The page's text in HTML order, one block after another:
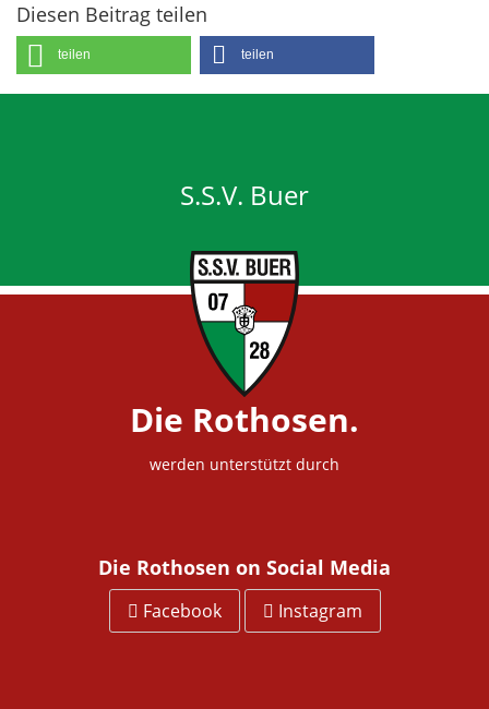
Diesen Beitrag teilen
teilen teilen
S.S.V. Buer
Die Rothosen.
werden unterstützt durch
Die Rothosen on Social Media
Facebook Instagram